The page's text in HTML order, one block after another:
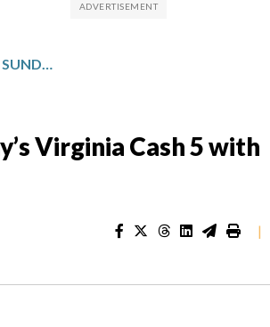
WINNING NUMBERS DRAWN IN SUNDAY’S VIRGINIA CASH 5 WITH EZ MATCH
Virginia Cash 5 with
|